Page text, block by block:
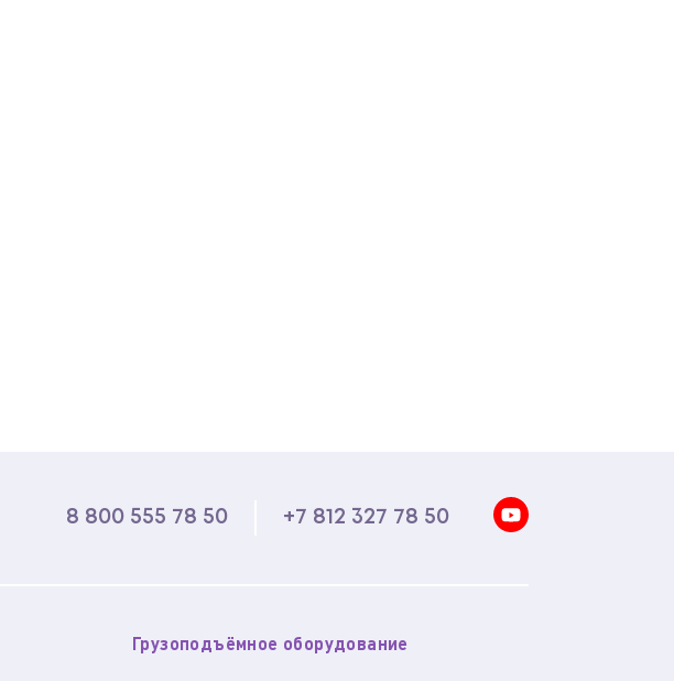
8 800 555 78 50 +7 812 327 78 50
Грузоподъёмное оборудование